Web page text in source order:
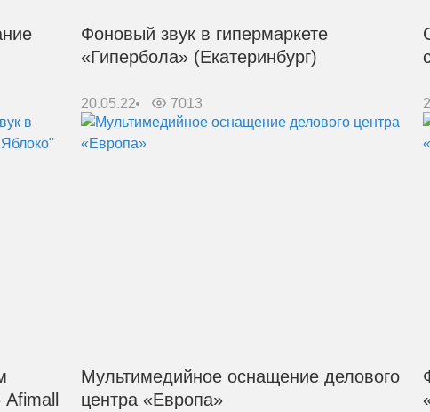
Фоновый звук в гипермаркете
«Гипербола» (Екатеринбург)
20.05.22 7013
Мультимедийное оснащение делового
центра «Европа»